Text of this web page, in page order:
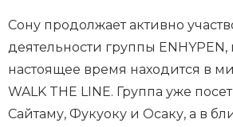
Сону продолжает активно
деятельности группы ENHYPEN,
настоящее время находится в
WALK THE LINE. Группа уже
Сайтаму, Фукуоку и Осаку, а в